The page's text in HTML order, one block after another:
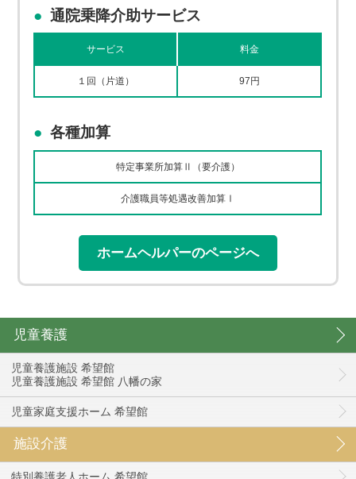
通院乗降介助サービス
サービス 料金
１回（片道） 97円
各種加算
特定事業所加算Ⅱ（要介護）
介護職員等処遇改善加算Ⅰ
ホームヘルパーのページへ
児童養護
児童養護施設 希望館
児童養護施設 希望館 八幡の家
児童家庭支援ホーム 希望館
施設介護